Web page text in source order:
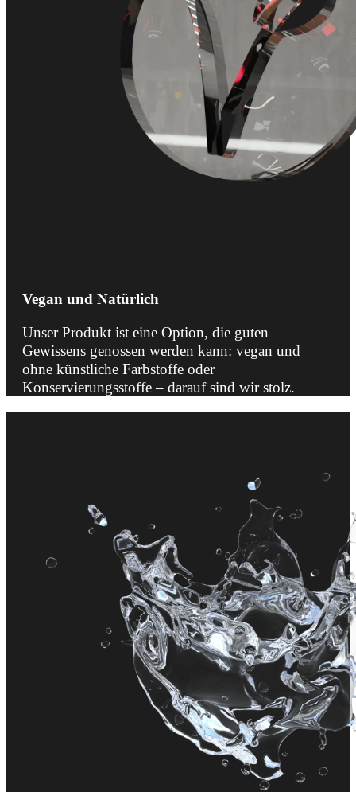
Vegan und Natürlich
Unser Produkt ist eine Option, die guten
Gewissens genossen werden kann: vegan und
ohne künstliche Farbstoffe oder
Konservierungsstoffe – darauf sind wir stolz.